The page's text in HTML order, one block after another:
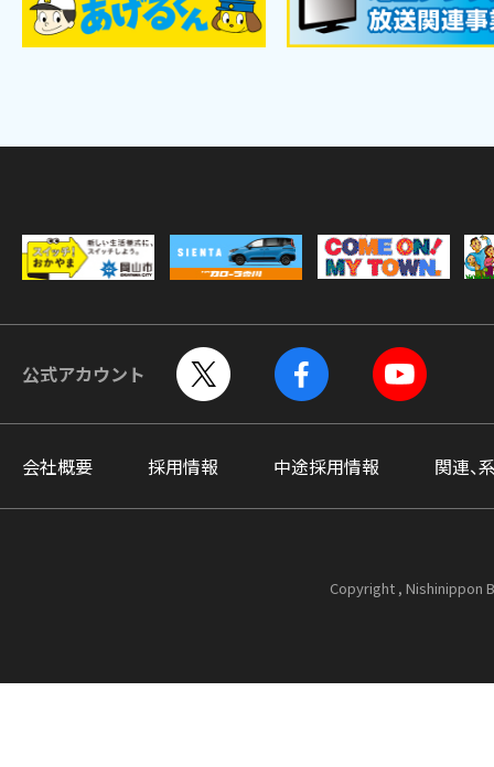
公式アカウント
会社概要 採用情報 中途採用情報 関連、
Copyright , Nishinippon